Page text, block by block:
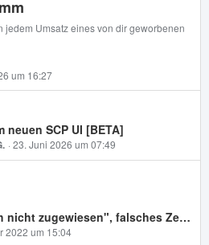
jedem Umsatz eines von dir geworbenen
um 16:27
neuen SCP UI [BETA]
23. Juni 2026 um 07:49
Zertifikat, Let's Encrypt Zertifikat nicht für Mail zuweisbar - nichts funktioniert
2022 um 15:04